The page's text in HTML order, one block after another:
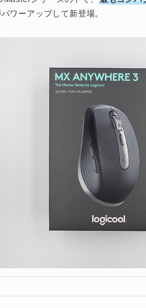
ワーアップして新登場。